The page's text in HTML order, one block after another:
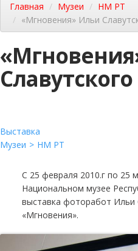
Главная Музеи
НМ РТ
«Мгновения» Ильи
Славутского
Выставка
Музеи
НМ РТ
С 25 февраля 2010.г по 25
Национальном музее
выставка фоторабот Ильи
«Мгновения».